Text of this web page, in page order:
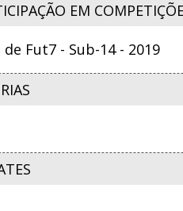
EM
Fut7 - Sub-14 - 2019